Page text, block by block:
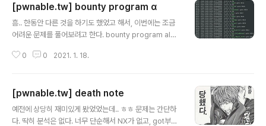
[pwnable.tw] bounty program α
흠.. 한동안 다른 것을 하기도 했었고 해서, 이번에는 조금
어려운 문제를 풀어보려고 한다. bounty program alph
제이다. 사실 solver 수를 보고 포기할까 했는데 strtok
per을 보면 seccomp이 걸려있다. 음.. 신기하게도 exe
cveat 도 사용가능하고, sigreturn도 사용이 가능하다. e
xecveat이 가능하면 그냥 쉘을 딸 수 있다. int __cdecl
0 0 2021. 1. 18.
[pwnable.tw] death note
예전에 상당히 재미있게 봤었었는데.. ㅎㅎ 문제는 간단하
다. 딱히 분석은 없다. 너무 단순해서 NX가 없고, got부분